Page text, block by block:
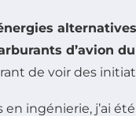
alternatives
d’avion
de voir des
ingénierie, j’ai